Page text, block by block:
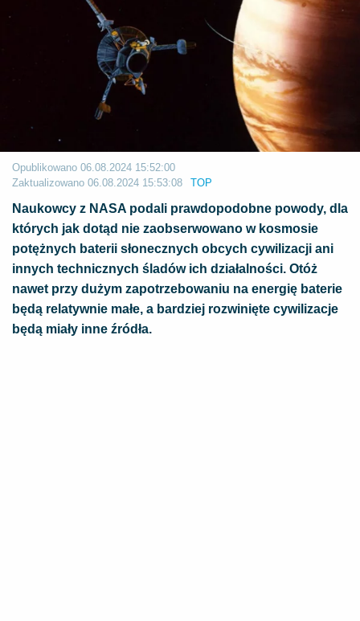
Opublikowano 06.08.2024 15:52:00
Zaktualizowano 06.08.2024 15:53:08 TOP
Naukowcy z NASA podali prawdopodobne powody, dla
których jak dotąd nie zaobserwowano w kosmosie
potężnych baterii słonecznych obcych cywilizacji ani
innych technicznych śladów ich działalności. Otóż
nawet przy dużym zapotrzebowaniu na energię baterie
będą relatywnie małe, a bardziej rozwinięte cywilizacje
będą miały inne źródła.